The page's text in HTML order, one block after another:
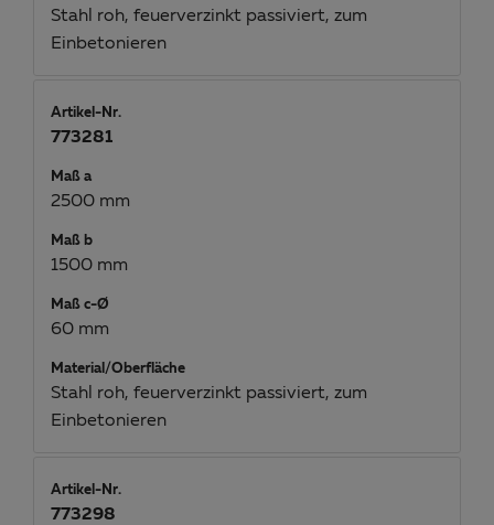
Stahl roh, feuerverzinkt passiviert, zum
Einbetonieren
Artikel-Nr.
773281
Maß a
2500 mm
Maß b
1500 mm
Maß c-Ø
60 mm
Material/Oberfläche
Stahl roh, feuerverzinkt passiviert, zum
Einbetonieren
Artikel-Nr.
773298